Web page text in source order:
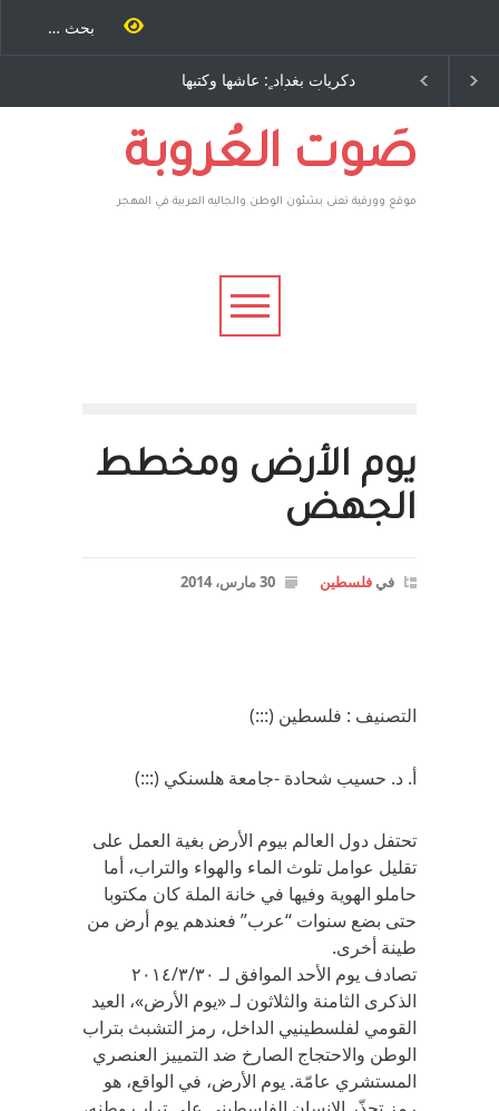
الاستيطان ومسلسل الخداع
المستمر - قلم : راسم عبيدات
عاشها وكتبها
الامريكية
صَوت العُروبة
موقع وورقية تعنى بشئون الوطن والجاليه العربية في المهجر
يوم الأرض ومخطط
الجهض
في فلسطين 30 مارس، 2014
التصنيف : فلسطين (:::)
أ. د. حسيب شحادة -جامعة هلسنكي (:::)
تحتفل دول العالم بيوم الأرض بغية العمل على
تقليل عوامل تلوث الماء والهواء والتراب، أما
حاملو الهوية وفيها في خانة الملة كان مكتوبا
حتى بضع سنوات “عرب” فعندهم يوم أرض من
طينة أخرى.
تصادف يوم الأحد الموافق لـ ٢٠١٤/٣/٣٠
الذكرى الثامنة والثلاثون لـ «يوم الأرض»، العيد
القومي لفلسطينيي الداخل، رمز التشبث بتراب
الوطن والاحتجاج الصارخ ضد التمييز العنصري
المستشري عامّة. يوم الأرض، في الواقع، هو